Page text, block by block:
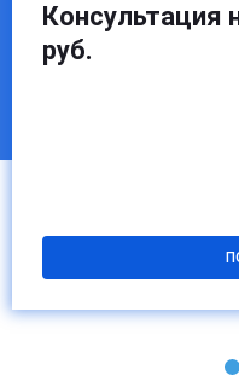
Консультация
руб.